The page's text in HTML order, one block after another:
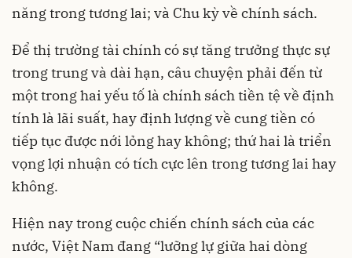
năng trong tương lai; và Chu kỳ về chính sách.
Để thị trường tài chính có sự tăng trưởng thực sự
trong trung và dài hạn, câu chuyện phải đến từ
một trong hai yếu tố là chính sách tiền tệ về định
tính là lãi suất, hay định lượng về cung tiền có
tiếp tục được nới lỏng hay không; thứ hai là triển
vọng lợi nhuận có tích cực lên trong tương lai hay
không.
Hiện nay trong cuộc chiến chính sách của các
nước, Việt Nam đang “lưỡng lự giữa hai dòng